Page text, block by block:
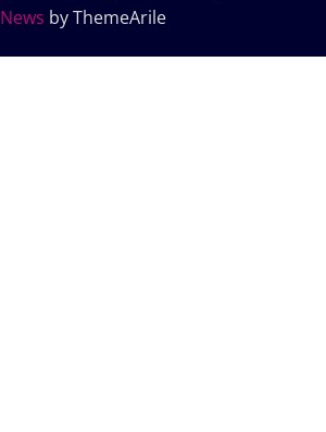
News by ThemeArile